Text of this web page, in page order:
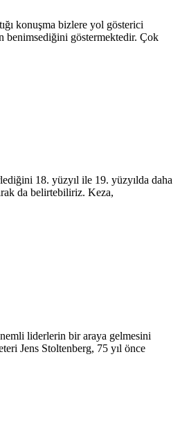
konuşma bizlere yol gösterici
benimsediğini göstermektedir. Çok
18. yüzyıl ile 19. yüzyılda daha
da belirtebiliriz. Keza,
liderlerin bir araya gelmesini
Jens Stoltenberg, 75 yıl önce